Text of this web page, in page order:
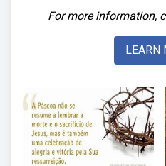
For more information,
LEARN